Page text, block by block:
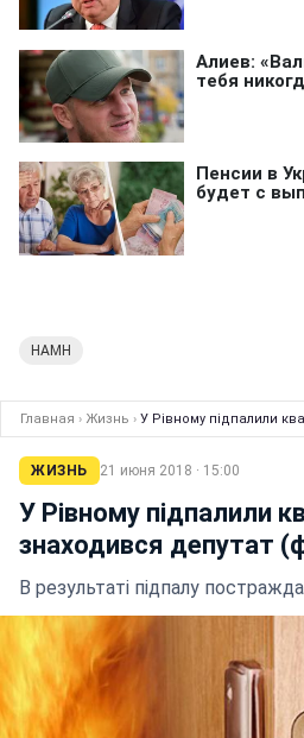
НАМН
Главная › Жизнь › У Рівному підпалили
ЖИЗНЬ 21 июня 2018 · 15:00
У Рівному підпалили
знаходився депутат
В результаті підпалу